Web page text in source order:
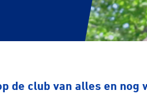
de club van alles en nog